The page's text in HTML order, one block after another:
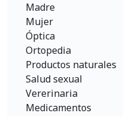
Madre
Mujer
Óptica
Ortopedia
Productos naturales
Salud sexual
Vererinaria
Medicamentos